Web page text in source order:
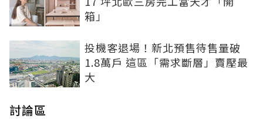
箱」
投機客退場！新北預售待售量破
1.8萬戶 這區「需求斷層」賣壓最
大
討論區